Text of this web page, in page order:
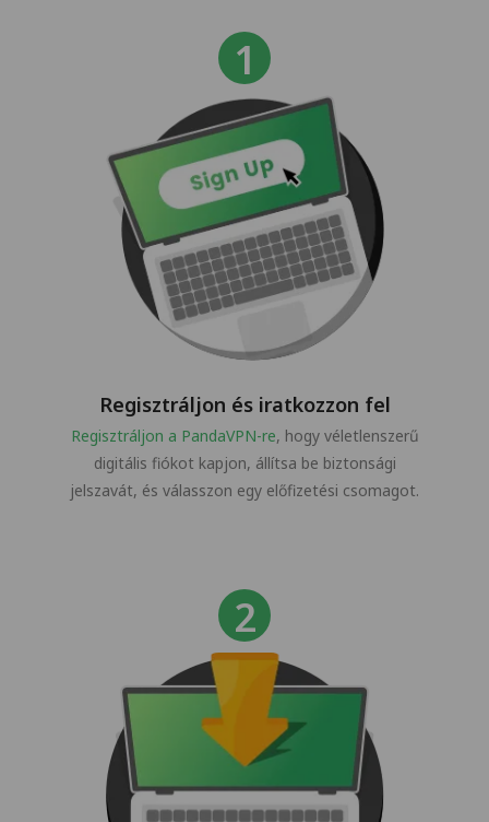
Regisztráljon és iratkozzon fel
Regisztráljon a PandaVPN-re, hogy véletlenszerű
digitális fiókot kapjon, állítsa be biztonsági
jelszavát, és válasszon egy előfizetési csomagot.